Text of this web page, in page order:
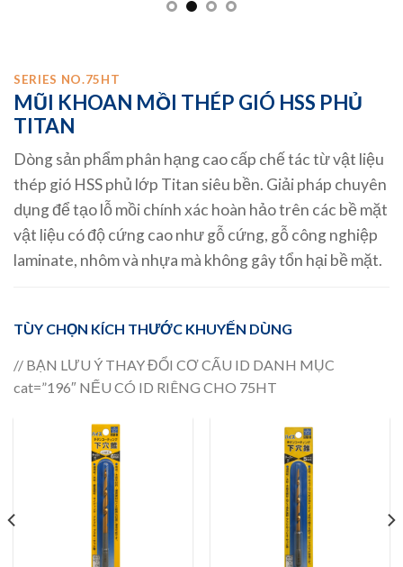
SERIES NO.75HT
MŨI KHOAN MỒI THÉP GIÓ HSS PHỦ
TITAN
Dòng sản phẩm phân hạng cao cấp chế tác từ vật liệu
thép gió HSS phủ lớp Titan siêu bền. Giải pháp chuyên
dụng để tạo lỗ mồi chính xác hoàn hảo trên các bề mặt
vật liệu có độ cứng cao như gỗ cứng, gỗ công nghiệp
laminate, nhôm và nhựa mà không gây tổn hại bề mặt.
TÙY CHỌN KÍCH THƯỚC KHUYẾN DÙNG
// BẠN LƯU Ý THAY ĐỔI CƠ CẤU ID DANH MỤC
cat=”196″ NẾU CÓ ID RIÊNG CHO 75HT